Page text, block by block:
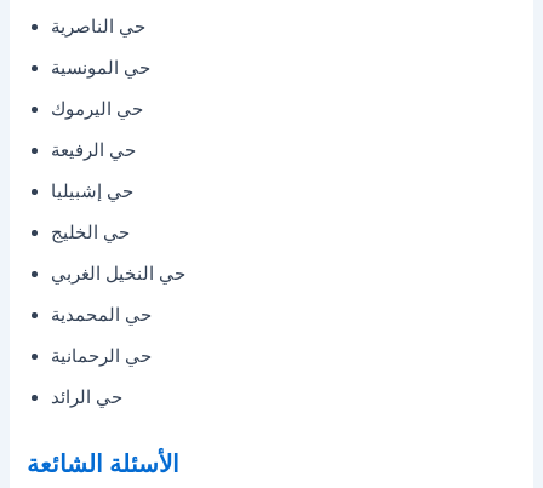
حي الناصرية
حي المونسية
حي اليرموك
حي الرفيعة
حي إشبيليا
حي الخليج
حي النخيل الغربي
حي المحمدية
حي الرحمانية
حي الرائد
الأسئلة الشائعة